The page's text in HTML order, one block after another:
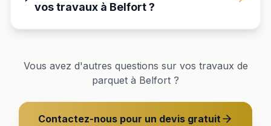
vos travaux à Belfort ?
Vous avez d'autres questions sur vos travaux de
parquet à Belfort ?
Contactez-nous pour un devis gratuit